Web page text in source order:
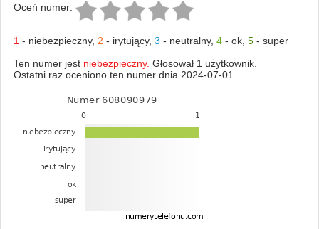
Oceń numer:
1 - niebezpieczny, 2 - irytujący, 3 - neutralny, 4- ok, 5- super
Ten numer jest niebezpieczny. Głosował 1 użytkownik.
Ostatni raz oceniono ten numer dnia 2024-07-01.